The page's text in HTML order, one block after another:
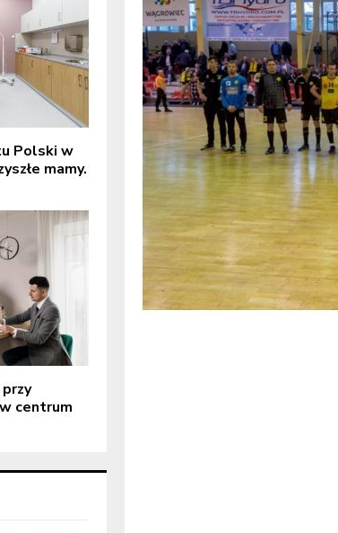
Polski w
mamy.
centrum